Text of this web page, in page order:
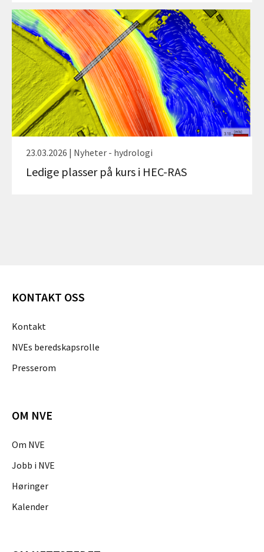
23.03.2026 | Nyheter - hydrologi
Ledige plasser på kurs i HEC-RAS
KONTAKT OSS
Kontakt
NVEs beredskapsrolle
Presserom
OM NVE
Om NVE
Jobb i NVE
Høringer
Kalender